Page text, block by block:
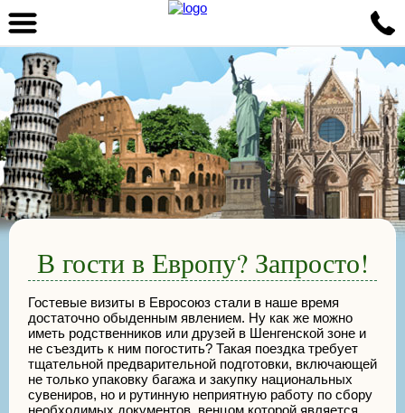
В гости в Европу? Запросто!
Гостевые визиты в Евросоюз стали в наше время
достаточно обыденным явлением. Ну как же можно
иметь родственников или друзей в Шенгенской зоне и
не съездить к ним погостить? Такая поездка требует
тщательной предварительной подготовки, включающей
не только упаковку багажа и закупку национальных
сувениров, но и рутинную неприятную работу по сбору
необходимых документов, венцом которой является